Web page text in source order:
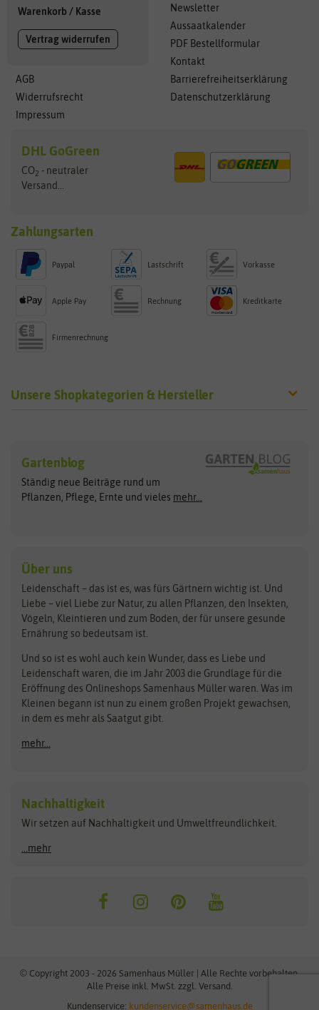
Warenkorb / Kasse
Vertrag widerrufen
AGB
Widerrufsrecht
Impressum
Newsletter
Aussaatkalender
PDF Bestellformular
Kontakt
Barrierefreiheitserklärung
Datenschutzerklärung
DHL GoGreen
CO2 - neutraler
Versand...
Zahlungsarten
Paypal Lastschrift Vorkasse
Apple Pay Rechnung Kreditkarte
Firmenrechnung
Unsere Shopkategorien & Hersteller
Exotische Samen
Gemüsesamen
Gründünger
Kräutersamen
Obstsamen
Pilzbrut
Rasensamen
Steckzwiebeln
Zimmer & Kübelpflanzen
Kataloge
Schnäppchen
Anzucht & Gartenzubehör
Anzuchtschalen
Heizmatte & Heizkabel
Kokos-Quelltabletten
Zimmergewächshaus
Maissamen
Arche Noah
ASB Greenworld
Benary
Bingenheimer Saatgut
Bionana
BIOWOL
Blumicorn
Bûten Birds
Carl Pabst
Clever Pots
COMPO
Dürr-Samen
Feldsaaten Freudenberger
Fertil
Flora Elite
Florissa
Flortis
Franchi Sementi
Hortitops
JUB Holland
Küpper
Gartenblog
Ständig neue Beiträge rund um
Pflanzen, Pflege, Ernte und vieles mehr...
Über uns
Leidenschaft – das ist es, was fürs Gärtnern wichtig ist. Und
Liebe – viel Liebe zur Natur, zu allen Pflanzen, den Insekten,
Vögeln, Kleintieren und zum Boden, der für unsere gesunde
Ernährung so bedeutsam ist.
Und so ist es wohl auch kein Wunder, dass es Liebe und
Leidenschaft waren, die im Jahr 2003 die Grundlage für die
Eröffnung des Onlineshops Samenhaus Müller waren. Was im
Kleinen begann ist nun zu einem großen Projekt gewachsen,
in dem es mehr als Saatgut gibt.
mehr...
Nachhaltigkeit
Wir setzen auf Nachhaltigkeit und Umweltfreundlichkeit.
...mehr
© Copyright 2003 - 2026 Samenhaus Müller | Alle Rechte vorbehalten.
Alle Preise inkl. MwSt. zzgl. Versand.
Kundenservice: kundenservice@samenhaus.de